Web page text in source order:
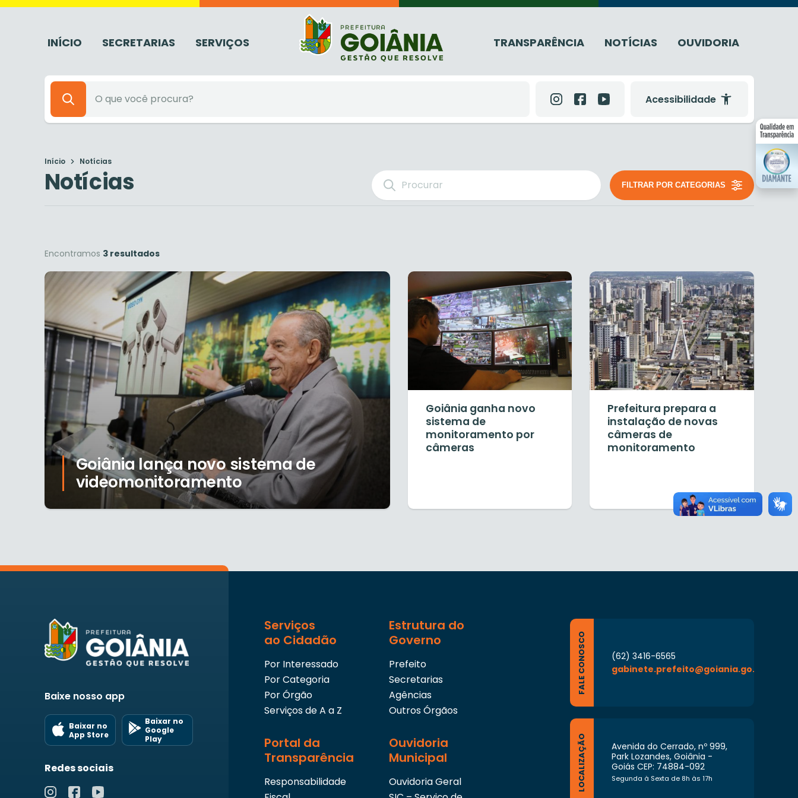
INÍCIO SECRETARIAS SERVIÇOS TRANSPARÊNCIA NOTÍCIAS OUVIDORIA
Acessibilidade
Início Notícias
Notícias FILTRAR POR CATEGORIAS
Encontramos 3 resultados
Goiânia lança novo sistema de
videomonitoramento
Goiânia ganha novo
sistema de
monitoramento por
câmeras
Prefeitura prepara a
instalação de novas
câmeras de
monitoramento
Baixe nosso app
Baixar no
App Store
Baixar no
Google
Play
Redes sociais
Serviços
ao Cidadão
Por Interessado
Por Categoria
Por Órgão
Serviços de A a Z
Estrutura do
Governo
Prefeito
Secretarias
Agências
Outros Órgãos
Portal da
Transparência
Responsabilidade
Ouvidoria
Municipal
Ouvidoria Geral
FALE CONOSCO
(62) 3416-6565
gabinete.prefeito@goiania.go.gov.br
LOCALIZAÇÃO
Avenida do Cerrado, nº 999,
Park Lozandes, Goiânia -
Goiás CEP: 74884-092
Segunda à Sexta de 8h às 17h